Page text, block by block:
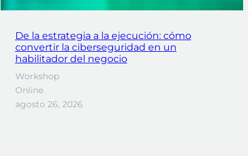
De la estrategia a la ejecución: cómo
convertir la ciberseguridad en un
habilitador del negocio
Workshop
Online
agosto 26, 2026